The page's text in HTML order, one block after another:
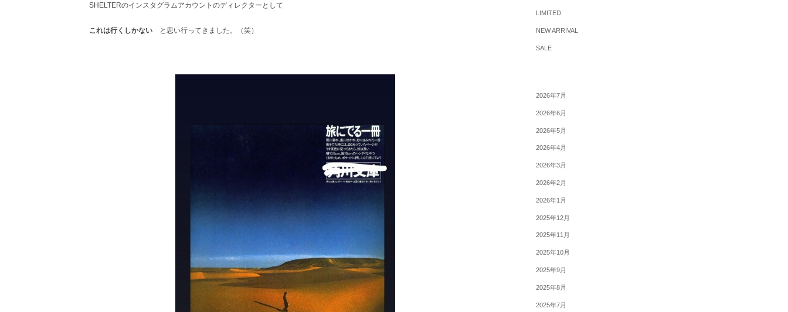
SHELTERのインスタグラムアカウントのディレクターとして
これは行くしかない と思い行ってきました。（笑）
LIMITED
NEW ARRIVAL
SALE
2026年7月
2026年6月
2026年5月
2026年4月
2026年3月
2026年2月
2026年1月
2025年12月
2025年11月
2025年10月
2025年9月
2025年8月
2025年7月